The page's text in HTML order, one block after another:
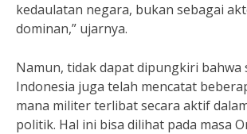
kedaulatan negara, bukan sebagai
dominan,” ujarnya.
Namun, tidak dapat dipungkiri
Indonesia juga telah mencatat
mana militer terlibat secara aktif
politik. Hal ini bisa dilihat pada masa